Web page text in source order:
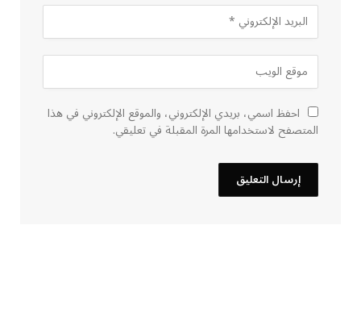
احفظ اسمي، بريدي الإلكتروني، والموقع الإلكتروني في هذا
المتصفح لاستخدامها المرة المقبلة في تعليقي.